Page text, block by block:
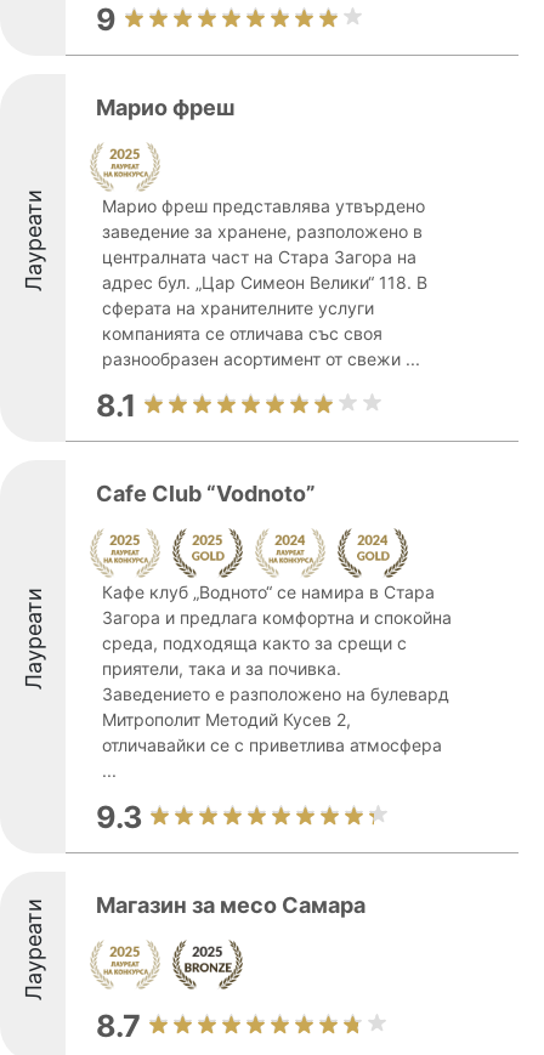
9
Лауреати
Марио фреш
Марио фреш представлява утвърдено
заведение за хранене, разположено в
централната част на Стара Загора на
адрес бул. „Цар Симеон Велики“ 118. В
сферата на хранителните услуги
компанията се отличава със своя
разнообразен асортимент от свежи ...
8.1
Лауреати
Cafe Club “Vodnoto”
Кафе клуб „Водното“ се намира в Стара
Загора и предлага комфортна и спокойна
среда, подходяща както за срещи с
приятели, така и за почивка.
Заведението е разположено на булевард
Митрополит Методий Кусев 2,
отличавайки се с приветлива атмосфера
...
9.3
Лауреати Магазин за месо Самара
8.7